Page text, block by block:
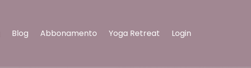
Blog Abbonamento Yoga Retreat Login